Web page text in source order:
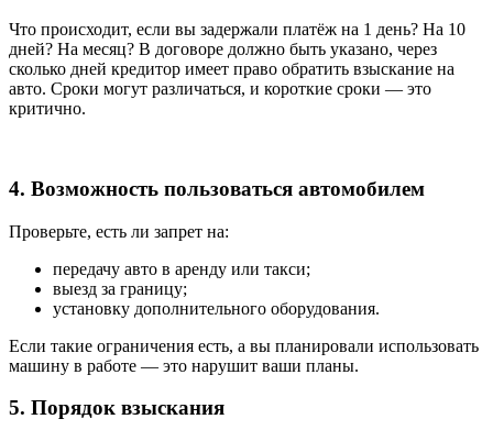
Что происходит, если вы задержали платёж на 1 день? На 10
дней? На месяц? В договоре должно быть указано, через
сколько дней кредитор имеет право обратить взыскание на
авто. Сроки могут различаться, и короткие сроки — это
критично.
4. Возможность пользоваться автомобилем
Проверьте, есть ли запрет на:
передачу авто в аренду или такси;
выезд за границу;
установку дополнительного оборудования.
Если такие ограничения есть, а вы планировали использовать
машину в работе — это нарушит ваши планы.
5. Порядок взыскания